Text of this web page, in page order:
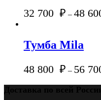
32 700 ₽ – 48
Тумба Mila
48 800 ₽ – 56
Доставка по всей